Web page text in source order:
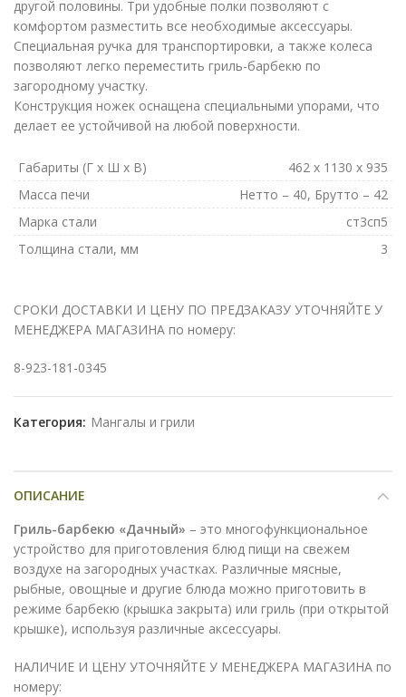
другой половины. Три удобные полки позволяют с
комфортом разместить все необходимые аксессуары.
Специальная ручка для транспортировки, а также колеса
позволяют легко переместить гриль-барбекю по
загородному участку.
Конструкция ножек оснащена специальными упорами, что
делает ее устойчивой на любой поверхности.
Габариты (Г х Ш х В)
462 х 1130 х 935
Масса печи
Нетто – 40, Брутто – 42
Марка стали
ст3сп5
Толщина стали, мм
3
СРОКИ ДОСТАВКИ И ЦЕНУ ПО ПРЕДЗАКАЗУ УТОЧНЯЙТЕ У
МЕНЕДЖЕРА МАГАЗИНА по номеру:
8-923-181-0345
Категория: Мангалы и грили
ОПИСАНИЕ
Гриль-барбекю «Дачный» – это многофункциональное
устройство для приготовления блюд пищи на свежем
воздухе на загородных участках. Различные мясные,
рыбные, овощные и другие блюда можно приготовить в
режиме барбекю (крышка закрыта) или гриль (при открытой
крышке), используя различные аксессуары.
НАЛИЧИЕ И ЦЕНУ УТОЧНЯЙТЕ У МЕНЕДЖЕРА МАГАЗИНА по
номеру: